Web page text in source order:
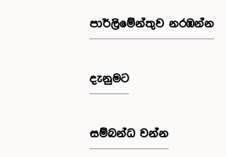
පාර්ලි‌මේන්තුව නරඹන්න
දැනුමට
සම්බන්ධ වන්න